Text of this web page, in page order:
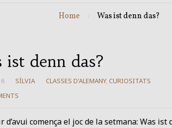
Home Was ist denn das?
ist denn das?
SÍLVIA CLASSES D'ALEMANY, CURIOSITATS
d’avui comença el joc de la setmana: Was ist